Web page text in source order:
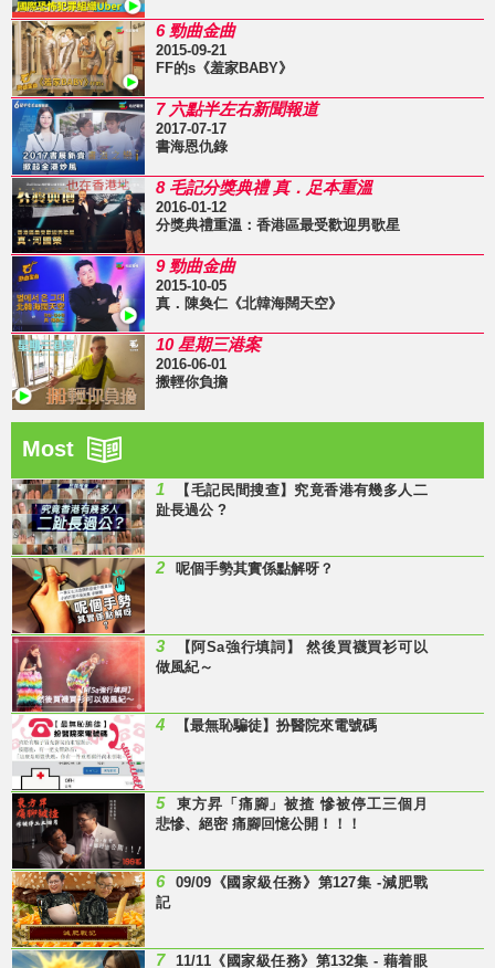
6 勁曲金曲
2015-09-21
FF的s《羞家BABY》
7 六點半左右新聞報道
2017-07-17
書海恩仇錄
8 毛記分獎典禮 真．足本重溫
2016-01-12
分獎典禮重溫：香港區最受歡迎男歌星
9 勁曲金曲
2015-10-05
真．陳奐仁《北韓海闊天空》
10 星期三港案
2016-06-01
搬輕你負擔
Most
1
【毛記民間搜查】究竟香港有幾多人二
趾長過公 ?
2 呢個手勢其實係點解呀？
3
【阿Sa強行填詞】 然後買襪買衫可以
做風紀～
4 【最無恥騙徒】扮醫院來電號碼
5
東方昇「痛腳」被揸 慘被停工三個月
悲慘、絕密 痛腳回憶公開！！！
6
09/09《國家級任務》第127集 -減肥戰
記
7 11/11《國家級任務》第132集 - 藉着眼